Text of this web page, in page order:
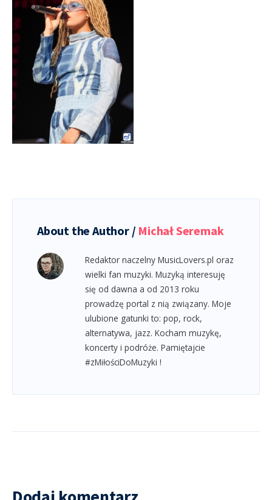
About the Author / Michał Seremak
Redaktor naczelny MusicLovers.pl oraz
wielki fan muzyki. Muzyką interesuję
się od dawna a od 2013 roku
prowadzę portal z nią związany. Moje
ulubione gatunki to: pop, rock,
alternatywa, jazz. Kocham muzykę,
koncerty i podróże. Pamiętajcie
#zMiłościDoMuzyki !